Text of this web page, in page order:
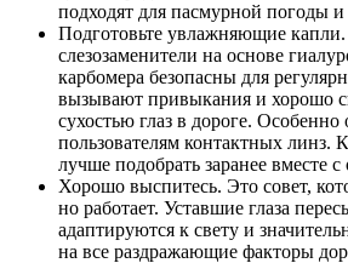
подходят для пасмурной погоды и
Подготовьте увлажняющие
слезозаменители на основе
карбомера безопасны для
вызывают привыкания и хорошо
сухостью глаз в дороге.
пользователям контактных линз.
лучше подобрать заранее вместе
Хорошо выспитесь. Это совет,
но работает. Уставшие глаза
адаптируются к свету и
на все раздражающие факторы